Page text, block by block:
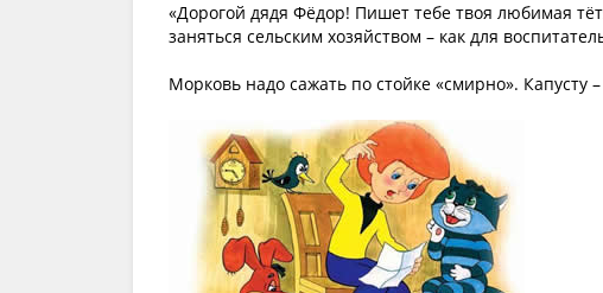
«Дорогой дядя Фёдор! Пишет тебе твоя любимая
заняться сельским хозяйством – как для
Морковь надо сажать по стойке «смирно». Капусту